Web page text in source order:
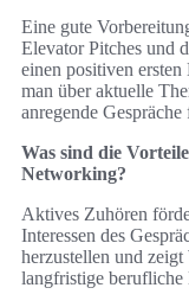
Eine gute
Elevator Pitches und
einen positiven
man über aktuelle
anregende
Was sind die
Networking?
Aktives Zuhören
Interessen des
herzustellen und
langfristige berufliche